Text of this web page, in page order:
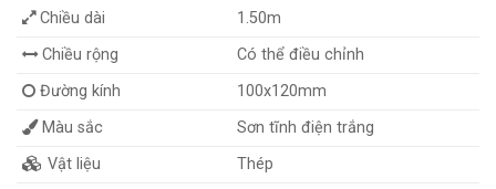
Chiều dài
1.50m
Chiều rộng
Có thể điều chỉnh
Đường kính
100x120mm
Màu sắc
Sơn tĩnh điện trắng
Vật liệu
Thép